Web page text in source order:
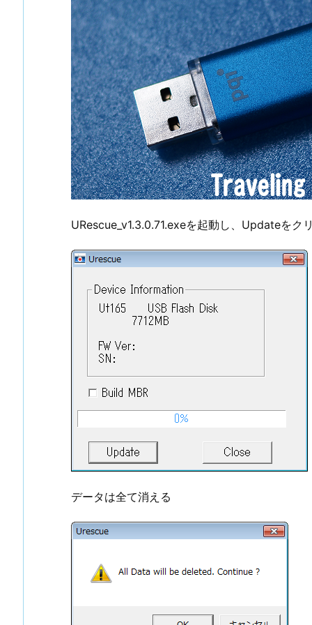
URescue_v1.3.0.71.exeを起動し、Updateをク
データは全て消える